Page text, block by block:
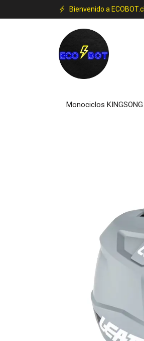
Bienvenido a ECOBOT.cl
Monociclos KINGSONG